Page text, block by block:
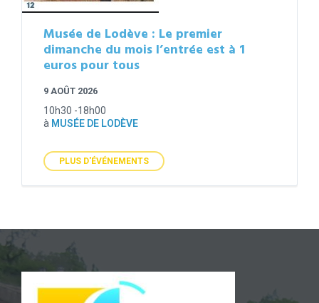
Musée de Lodève : Le premier
dimanche du mois l’entrée est à 1
euros pour tous
9 AOÛT 2026
10h30 -18h00
à MUSÉE DE LODÈVE
PLUS D'ÉVÉNEMENTS